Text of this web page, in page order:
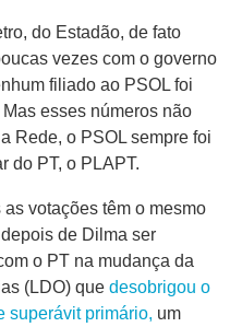
do Estadão, de fato
vezes com o governo
filiado ao PSOL foi
esses números não
Rede, o PSOL sempre foi
do PT, o PLAPT.
votações têm o mesmo
de Dilma ser
o PT na mudança da
(LDO) que desobrigou o
superávit primário, um